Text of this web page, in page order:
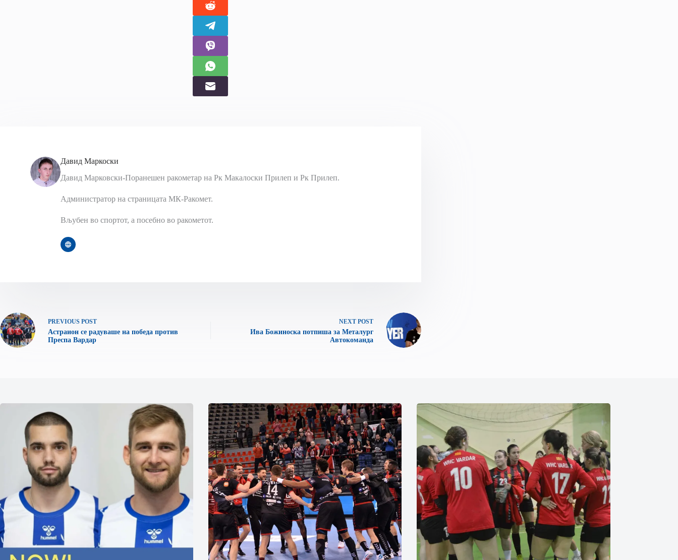
Давид Маркоски
Давид Марковски-Поранешен ракометар на Рк Макалоски Прилеп и Рк Прилеп.
Администратор на страницата МК-Ракомет.
Вљубен во спортот, а посебно во ракометот.
PREVIOUS POST
Астраион се радуваше на победа против
Преспа Вардар
NEXT POST
Ива Божиноска потпиша за Металург
Автокоманда